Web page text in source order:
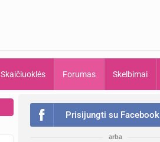
Skaičiuoklės Forumas Skelbimai
Prisijungti su Facebook
arba